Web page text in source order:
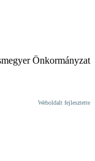
Önkormányzat
Weboldalt fejlesztette